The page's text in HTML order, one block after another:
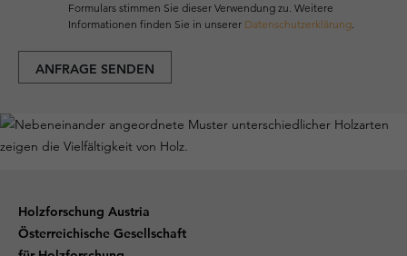
Formulars stimmen Sie dieser Verwendung zu. Weitere
Informationen finden Sie in unserer Datenschutzerklärung.
ANFRAGE SENDEN
Holzforschung Austria
Österreichische Gesellschaft